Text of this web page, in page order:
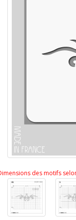
des motifs